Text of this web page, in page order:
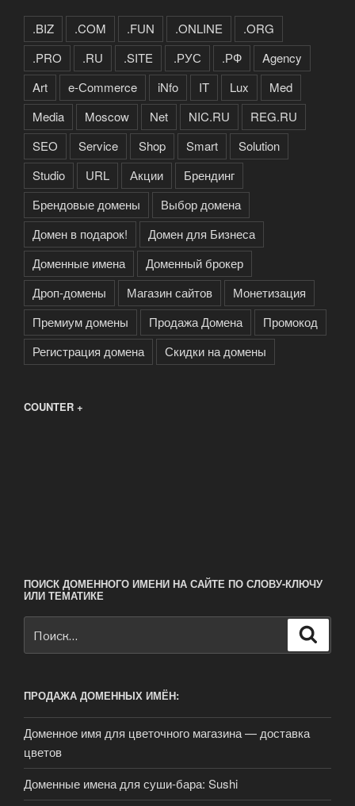
.BIZ .COM .FUN .ONLINE
.ORG
.PRO
.RU .SITE .РУС .РФ
Agency
Art
e-Сommerce iNfo IT Lux
Med
Media
Moscow Net NIC.RU
REG.RU
SEO
Service Shop Smart
Solution
Studio
URL Акции
Брендинг
Брендовые домены
Выбор домена
Домен в подарок!
Домен для Бизнеса
Доменные имена
Доменный брокер
Дроп-домены
Магазин сайтов
Монетизация
Премиум домены
Продажа Домена
Промокод
Регистрация домена
Скидки на домены
COUNTER +
ПОИСК ДОМЕННОГО ИМЕНИ НА САЙТЕ ПО СЛОВУ-КЛЮЧУ
ИЛИ ТЕМАТИКЕ
ПРОДАЖА ДОМЕННЫХ ИМЁН:
Доменное имя для цветочного магазина — доставка
цветов
Доменные имена для суши-бара: Sushi